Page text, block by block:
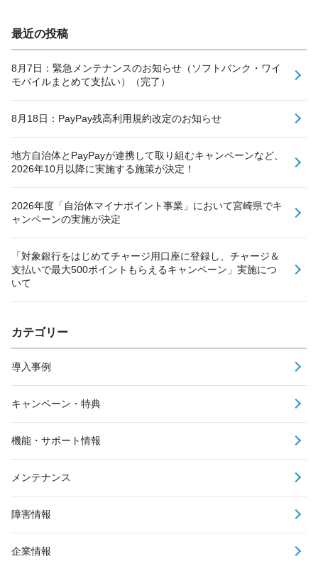
最近の投稿
8月7日：緊急メンテナンスのお知らせ（ソフトバンク・ワイ
モバイルまとめて支払い）（完了）
8月18日：PayPay残高利用規約改定のお知らせ
地方自治体とPayPayが連携して取り組むキャンペーンなど、
2026年10月以降に実施する施策が決定！
2026年度「自治体マイナポイント事業」において宮崎県でキ
ャンペーンの実施が決定
「対象銀行をはじめてチャージ用口座に登録し、チャージ＆
支払いで最大500ポイントもらえるキャンペーン」実施につ
いて
カテゴリー
導入事例
キャンペーン・特典
機能・サポート情報
メンテナンス
障害情報
企業情報